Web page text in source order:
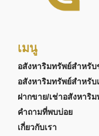
เมนู
อสังหาริมทรัพย์สำหรับ
อสังหาริมทรัพย์สำหรับ
ฝากขาย/เช่าอสังหาริ
คำถามที่พบบ่อย
เกี่ยวกับเรา